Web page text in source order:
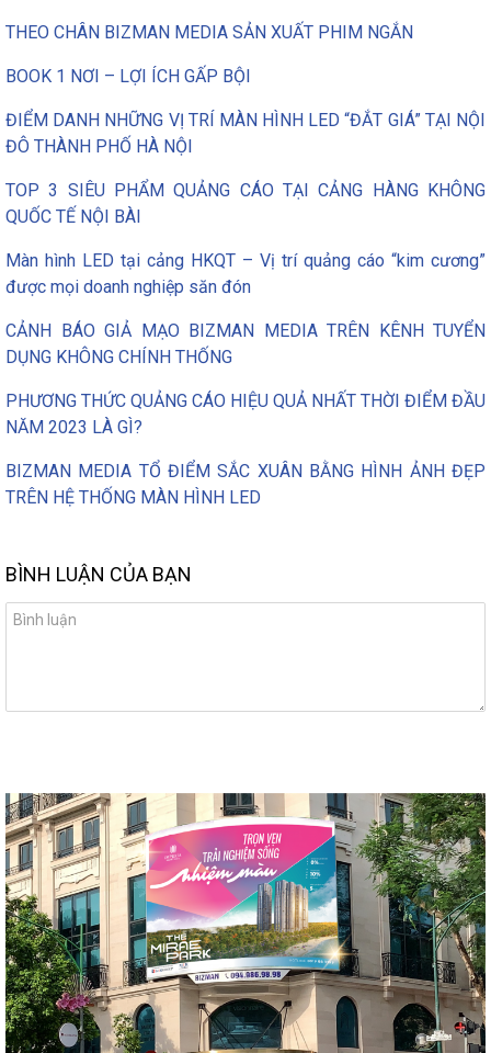
THEO CHÂN BIZMAN MEDIA SẢN XUẤT PHIM NGẮN
BOOK 1 NƠI – LỢI ÍCH GẤP BỘI
ĐIỂM DANH NHỮNG VỊ TRÍ MÀN HÌNH LED “ĐẮT GIÁ” TẠI NỘI
ĐÔ THÀNH PHỐ HÀ NỘI
TOP 3 SIÊU PHẨM QUẢNG CÁO TẠI CẢNG HÀNG KHÔNG
QUỐC TẾ NỘI BÀI
Màn hình LED tại cảng HKQT – Vị trí quảng cáo “kim cương”
được mọi doanh nghiệp săn đón
CẢNH BÁO GIẢ MẠO BIZMAN MEDIA TRÊN KÊNH TUYỂN
DỤNG KHÔNG CHÍNH THỐNG
PHƯƠNG THỨC QUẢNG CÁO HIỆU QUẢ NHẤT THỜI ĐIỂM ĐẦU
NĂM 2023 LÀ GÌ?
BIZMAN MEDIA TỔ ĐIỂM SẮC XUÂN BẰNG HÌNH ẢNH ĐẸP
TRÊN HỆ THỐNG MÀN HÌNH LED
BÌNH LUẬN CỦA BẠN